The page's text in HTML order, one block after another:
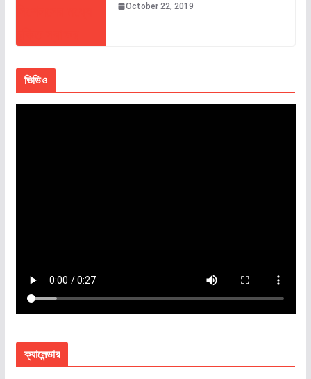
October 22, 2019
ভিডিও
ক্যালেন্ডার